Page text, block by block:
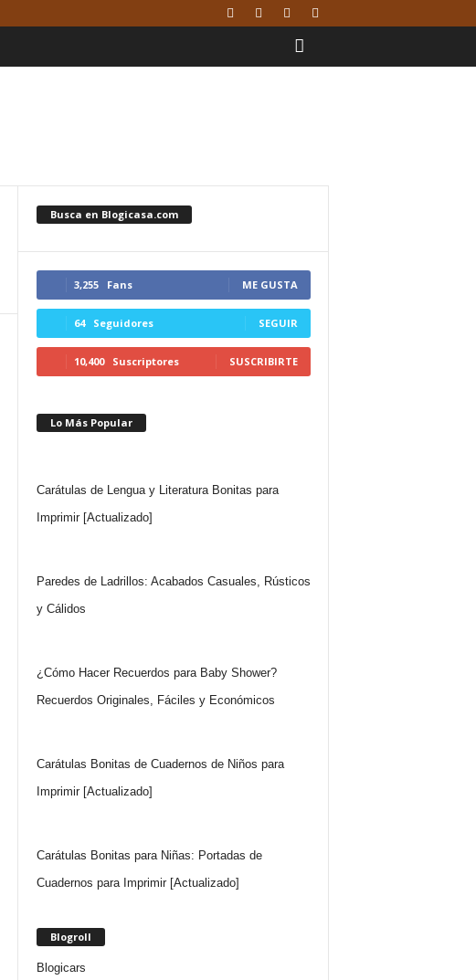
Busca en Blogicasa.com
3,255 Fans ME GUSTA
64 Seguidores SEGUIR
10,400 Suscriptores SUSCRIBIRTE
Lo Más Popular
Carátulas de Lengua y Literatura Bonitas para
Imprimir [Actualizado]
Paredes de Ladrillos: Acabados Casuales, Rústicos
y Cálidos
¿Cómo Hacer Recuerdos para Baby Shower?
Recuerdos Originales, Fáciles y Económicos
Carátulas Bonitas de Cuadernos de Niños para
Imprimir [Actualizado]
Carátulas Bonitas para Niñas: Portadas de
Cuadernos para Imprimir [Actualizado]
Blogroll
Blogicars